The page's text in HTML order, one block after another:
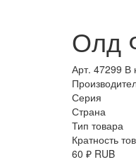
Олд
Арт. 47299 В
Серия
Страна
Тип товара
Кратность
60 ₽ RUB